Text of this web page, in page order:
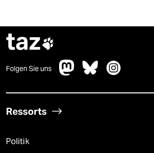
taz
Folgen Sie uns
Ressorts
Politik